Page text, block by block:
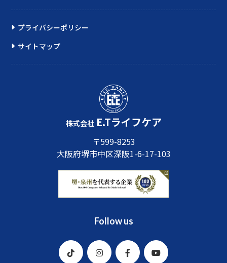
プライバシーポリシー
サイトマップ
株式会社 E.Tライフケア
〒599-8253
大阪府堺市中区深阪1-6-17-103
Follow us